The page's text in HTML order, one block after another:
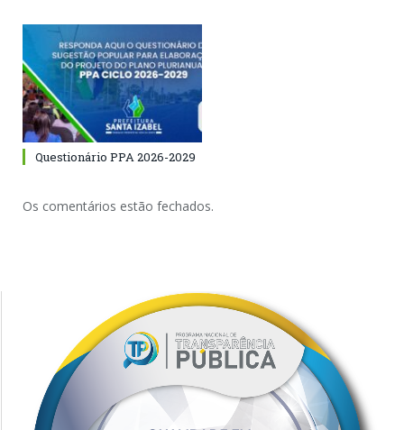
Questionário PPA 2026-2029
Os comentários estão fechados.